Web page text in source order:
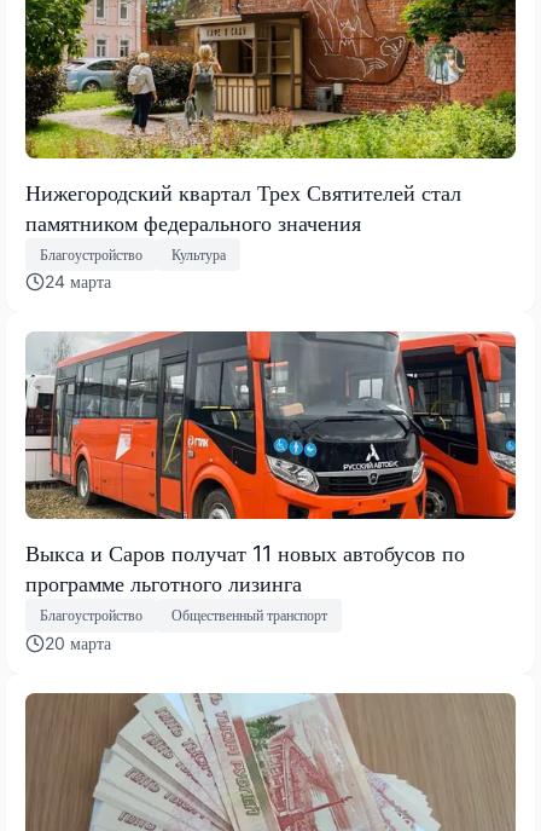
Нижегородский квартал Трех Святителей стал
памятником федерального значения
Благоустройство Культура
24 марта
Выкса и Саров получат 11 новых автобусов по
программе льготного лизинга
Благоустройство Общественный транспорт
20 марта